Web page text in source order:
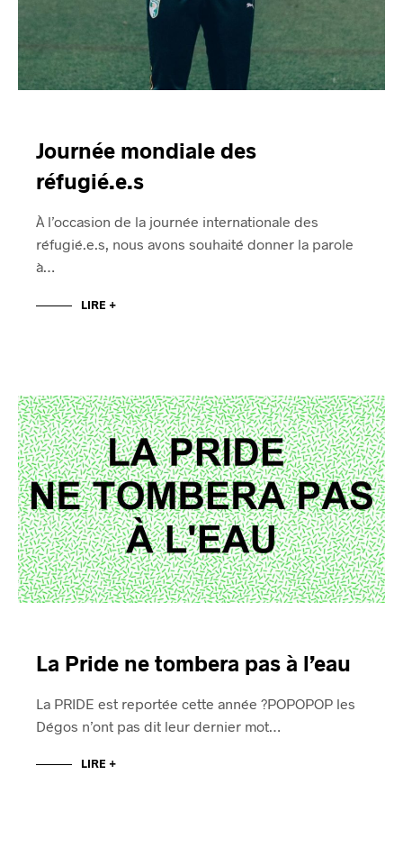
Journée mondiale des
réfugié.e.s
À l’occasion de la journée internationale des
réfugié.e.s, nous avons souhaité donner la parole
à…
LIRE +
La Pride ne tombera pas à l’eau
La PRIDE est reportée cette année ?POPOPOP les
Dégos n’ont pas dit leur dernier mot…
LIRE +